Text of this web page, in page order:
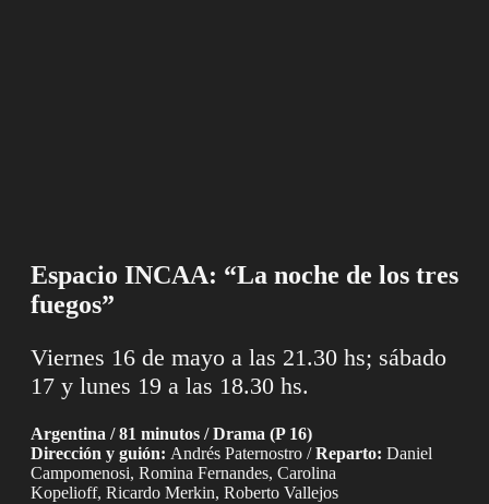
Espacio INCAA: “La noche de los tres
fuegos”
Viernes 16 de mayo a las 21.30 hs; sábado
17 y lunes 19 a las 18.30 hs.
Argentina / 81 minutos / Drama (P 16)
Dirección y guión: Andrés Paternostro /Reparto: Daniel
Campomenosi, Romina Fernandes, Carolina
Kopelioff, Ricardo Merkin, Roberto Vallejos